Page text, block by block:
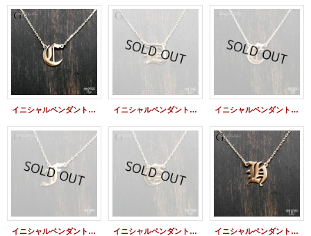
イニシャルペンダント【C】 K18/K10 イニシャルペンダント【D】 K18/K10 イニシャルペンダント【E】 K18/K10
イニシャルペンダント【F】 K18/K10 イニシャルペンダント【G】 K18/K10 イニシャルペンダント【H】 K18/K10